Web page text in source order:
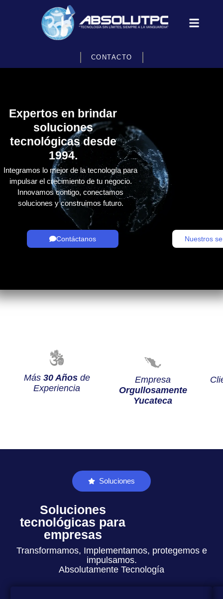
CONTACTO
Expertos en brindar
soluciones
tecnológicas desde
1994.
Integramos lo mejor de la tecnología para
impulsar el crecimiento de tu negocio.
Innovamos contigo, conectamos
soluciones y construimos futuro.
Contáctanos Nuestros
Más 30 Añosde
Experiencia
Empresa
Orgullosamente
Yucateca
Soluciones
Soluciones
tecnológicas para
empresas
Transformamos, Implementamos, protegemos e
impulsamos.
Absolutamente Tecnología